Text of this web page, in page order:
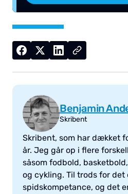
Benjamin
Skribent
Skribent, som har dækket
år. Jeg går op i flere
såsom fodbold,
og cykling. Til trods for det
spidskompetance, og det